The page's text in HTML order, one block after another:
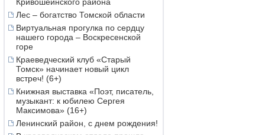
Лес – богатство Томской области
Виртуальная прогулка по сердцу
нашего города – Воскресенской
горе
Краеведческий клуб «Старый
Томск» начинает новый цикл
встреч! (6+)
Книжная выставка «Поэт, писатель,
музыкант: к юбилею Сергея
Максимова» (16+)
Ленинский район, с днем рождения!